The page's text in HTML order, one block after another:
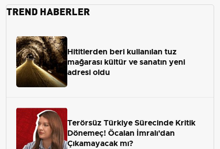
TREND HABERLER
Hititlerden beri kullanılan tuz
mağarası kültür ve sanatın yeni
adresi oldu
Terörsüz Türkiye Sürecinde Kritik
Dönemeç! Öcalan İmralı'dan
Çıkamayacak mı?